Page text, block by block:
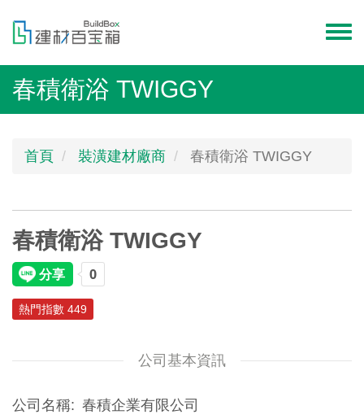
menu
春積衛浴 TWIGGY
首頁 裝潢建材廠商 春積衛浴 TWIGGY
春積衛浴 TWIGGY
熱門指數 449
公司基本資訊
公司名稱
春積企業有限公司